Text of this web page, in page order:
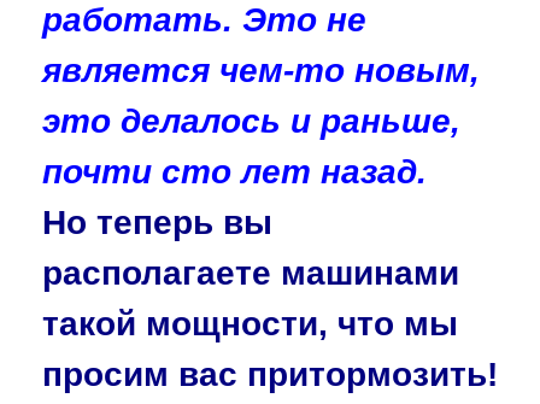
работать. Это не
является чем-то новым,
это делалось и раньше,
почти сто лет назад.
Но теперь вы
располагаете машинами
такой мощности, что мы
просим вас притормозить!